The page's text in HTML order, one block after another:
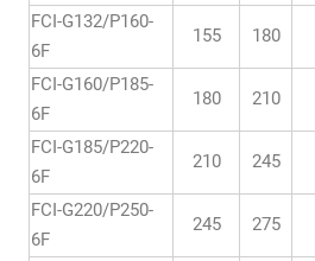
FCI-G132/P160-
6F
155 180
FCI-G160/P185-
6F
180 210
FCI-G185/P220-
6F
210 245
FCI-G220/P250-
6F
245 275